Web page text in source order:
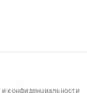
и конфиденциальности